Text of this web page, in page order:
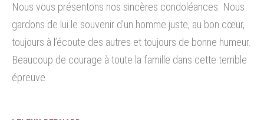
Nous vous présentons nos sincères condoléances. Nous
gardons de lui le souvenir d’un homme juste, au bon cœur,
toujours à l’écoute des autres et toujours de bonne humeur.
Beaucoup de courage à toute la famille dans cette terrible
épreuve.